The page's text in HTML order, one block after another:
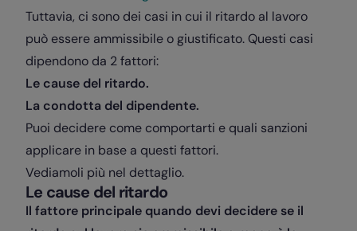
Tuttavia, ci sono dei casi in cui il ritardo al lavoro
può essere ammissibile o giustificato. Questi casi
dipendono da 2 fattori:
Le cause del ritardo.
La condotta del dipendente.
Puoi decidere come comportarti e quali sanzioni
applicare in base a questi fattori.
Vediamoli più nel dettaglio.
Le cause del ritardo
Il fattore principale quando devi decidere se il